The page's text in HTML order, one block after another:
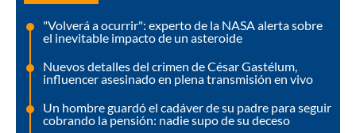
"Volverá a ocurrir": experto de la NASA alerta sobre
el inevitable impacto de un asteroide
Nuevos detalles del crimen de César Gastélum,
influencer asesinado en plena transmisión en vivo
Un hombre guardó el cadáver de su padre para seguir
cobrando la pensión: nadie supo de su deceso